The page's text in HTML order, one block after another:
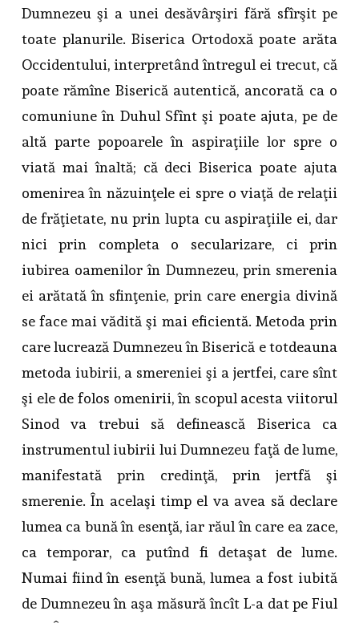
Dumnezeu şi a unei desăvârşiri fără sfîrşit pe
toate planurile. Biserica Ortodoxă poate arăta
Occidentului, interpretând întregul ei trecut, că
poate rămîne Biserică autentică, ancorată ca o
comuniune în Duhul Sfînt şi poate ajuta, pe de
altă parte popoarele în aspiraţiile lor spre o
viată mai înaltă; că deci Biserica poate ajuta
omenirea în năzuinţele ei spre o viaţă de relaţii
de frăţietate, nu prin lupta cu aspiraţiile ei, dar
nici prin completa o secularizare, ci prin
iubirea oamenilor în Dumnezeu, prin smerenia
ei arătată în sfinţenie, prin care energia divină
se face mai vădită şi mai eficientă. Metoda prin
care lucrează Dumnezeu în Biserică e totdeauna
metoda iubirii, a smereniei şi a jertfei, care sînt
şi ele de folos omenirii, în scopul acesta viitorul
Sinod va trebui să definească Biserica ca
instrumentul iubirii lui Dumnezeu faţă de lume,
manifestată prin credinţă, prin jertfă şi
smerenie. În acelaşi timp el va avea să declare
lumea ca bună în esenţă, iar răul în care ea zace,
ca temporar, ca putînd fi detaşat de lume.
Numai fiind în esenţă bună, lumea a fost iubită
de Dumnezeu în aşa măsură încît L-a dat pe Fiul